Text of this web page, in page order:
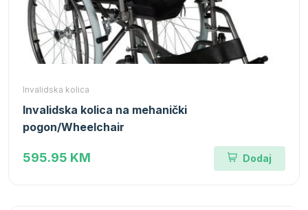
Invalidska kolica
Invalidska kolica na mehanički
pogon/Wheelchair
595.95 KM Dodaj